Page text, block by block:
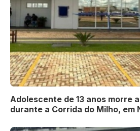
Adolescente de 13 anos morre
durante a Corrida do Milho, em